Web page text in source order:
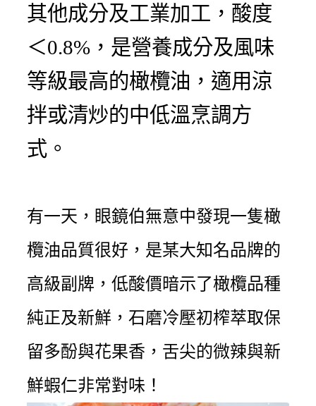
其他成分及工業加工，酸度
＜0.8%，是營養成分及風味
等級最高的橄欖油，適用涼
拌或清炒的中低溫烹調方
式。
有一天，眼鏡伯無意中發現一隻橄
欖油品質很好，是某大知名品牌的
高級副牌，低酸價暗示了橄欖品種
純正及新鮮，石磨冷壓初榨萃取保
留多酚與花果香，舌尖的微辣與新
鮮蝦仁非常對味！